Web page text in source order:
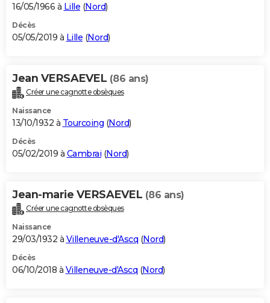
16/05/1966 à Lille (Nord)
Décès
05/05/2019 à Lille (Nord)
Jean VERSAEVEL (86 ans)
Créer une cagnotte obsèques
Naissance
13/10/1932 à Tourcoing (Nord)
Décès
05/02/2019 à Cambrai (Nord)
Jean-marie VERSAEVEL (86 ans)
Créer une cagnotte obsèques
Naissance
29/03/1932 à Villeneuve-d'Ascq (Nord)
Décès
06/10/2018 à Villeneuve-d'Ascq (Nord)